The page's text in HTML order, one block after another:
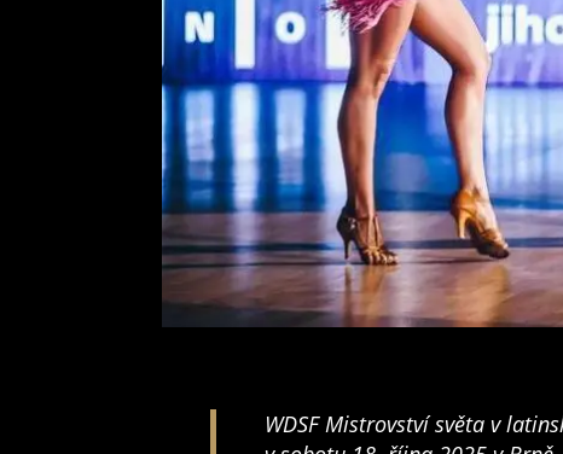
WDSF Mistrovství světa v